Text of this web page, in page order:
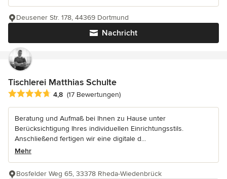
Nachricht
Deusener Str. 178, 44369 Dortmund
Tischlerei Matthias Schulte
Durchschnittliche Bewertung: 4.8 von 5 Sternen
4,8 (17 Bewertungen)
Beratung und Aufmaß bei Ihnen zu Hause unter
Berücksichtigung Ihres individuellen Einrichtungsstils.
Anschließend fertigen wir eine digitale d...
Mehr
Bosfelder Weg 65, 33378 Rheda-Wiedenbrück